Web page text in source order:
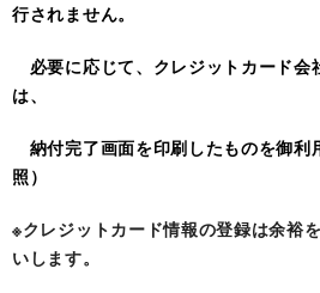
行されません。
必要に応じて、クレジットカード会
は、
納付完了画面を印刷したものを御利
照）
※クレジットカード情報の登録は余裕
いします。